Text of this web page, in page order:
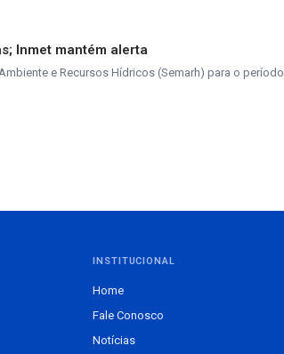
Inmet mantém alerta
e Recursos Hídricos (Semarh) para o período
INSTITUCIONAL
Home
Fale Conosco
Notícias